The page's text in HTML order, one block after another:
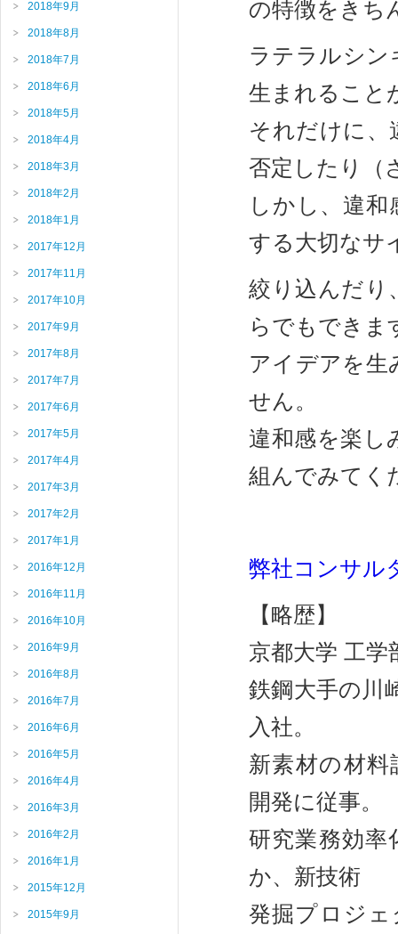
の特徴をきち
ラテラルシン
生まれること
それだけに、
否定したり（
しかし、違
する大切なサ
絞り込んだり
らでもできま
アイデアを生
せん。
違和感を楽し
組んでみてく
弊社コンサ
【略歴】
京都大学 工学
鉄鋼大手の川
入社。
新素材の材
開発に従事。
研究業務効
か、新技術
発掘プロジ
2018年9月
2018年8月
2018年7月
2018年6月
2018年5月
2018年4月
2018年3月
2018年2月
2018年1月
2017年12月
2017年11月
2017年10月
2017年9月
2017年8月
2017年7月
2017年6月
2017年5月
2017年4月
2017年3月
2017年2月
2017年1月
2016年12月
2016年11月
2016年10月
2016年9月
2016年8月
2016年7月
2016年6月
2016年5月
2016年4月
2016年3月
2016年2月
2016年1月
2015年12月
2015年9月